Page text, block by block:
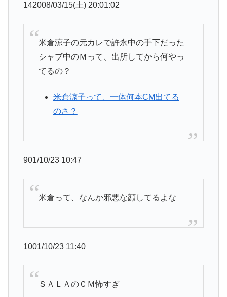
142008/03/15(土) 20:01:02
米倉涼子の元カレで許永中の手下だった
シャブ中のＭって、出所してから何やっ
てるの？
米倉涼子って、一体何本CM出てる
のさ？
901/10/23 10:47
米倉って、なんか邪悪な顔してるよな
1001/10/23 11:40
ＳＡＬＡのＣＭ怖すぎ